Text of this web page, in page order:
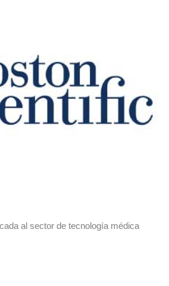
al sector de tecnología médica